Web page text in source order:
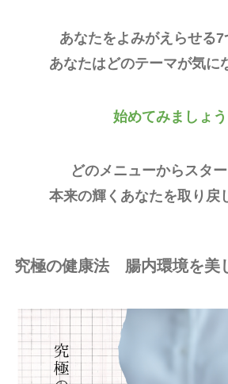
あなたをよみがえらせる7
あなたはどのテーマが気に
始めてみましょう
どのメニューからスタ
本来の輝くあなたを取り戻
究極の健康法 腸内環境を美